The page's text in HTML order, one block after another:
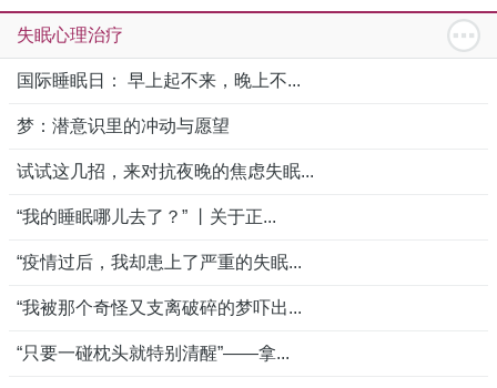
失眠心理治疗
国际睡眠日： 早上起不来，晚上不...
梦：潜意识里的冲动与愿望
试试这几招，来对抗夜晚的焦虑失眠...
“我的睡眠哪儿去了？” 丨关于正...
“疫情过后，我却患上了严重的失眠...
“我被那个奇怪又支离破碎的梦吓出...
“只要一碰枕头就特别清醒”——拿...